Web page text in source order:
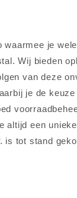
je
Wij bieden
van deze
je de
altijd een
tot stand